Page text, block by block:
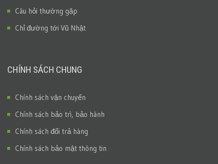
Câu hỏi thường gặp
Chỉ đường tới Vũ Nhật
CHÍNH SÁCH CHUNG
Chính sách vận chuyển
Chính sách bảo trì, bảo hành
Chính sách đổi trả hàng
Chính sách bảo mật thông tin